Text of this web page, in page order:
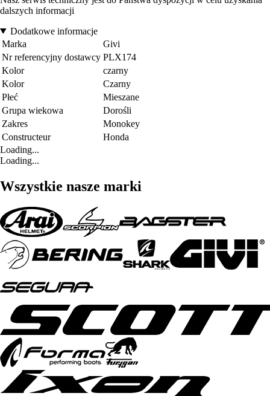
dalszych informacji
Dodatkowe informacje
Marka
Givi
Nr referencyjny dostawcy PLX174
Kolor
czarny
Kolor
Czarny
Płeć
Mieszane
Grupa wiekowa
Dorośli
Zakres
Monokey
Constructeur
Honda
Loading...
Loading...
Wszystkie nasze marki